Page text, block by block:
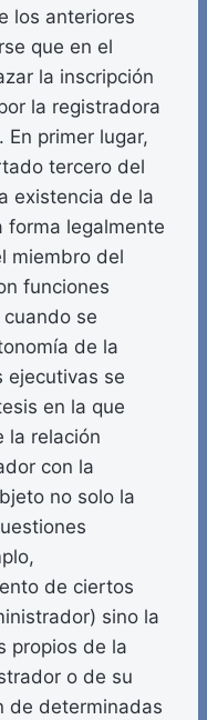
los anteriores
que en el
la inscripción
la registradora
primer lugar,
tercero del
existencia de la
forma legalmente
miembro del
funciones
se
de la
ejecutivas se
en la que
la relación
con la
no solo la
de ciertos
sino la
propios de la
o de su
de determinadas